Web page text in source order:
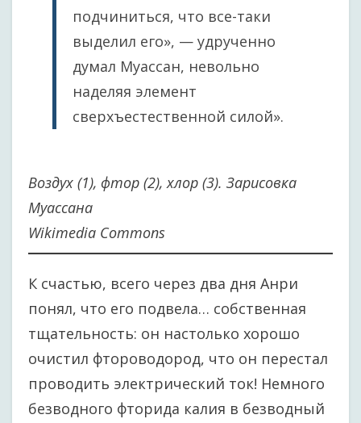
подчиниться, что все-таки
выделил его», — удрученно
думал Муассан, невольно
наделяя элемент
сверхъестественной силой».
Воздух (1), фтор (2), хлор (3). Зарисовка
Муассана
Wikimedia Commons
К счастью, всего через два дня Анри
понял, что его подвела… собственная
тщательность: он настолько хорошо
очистил фтороводород, что он перестал
проводить электрический ток! Немного
безводного фторида калия в безводный